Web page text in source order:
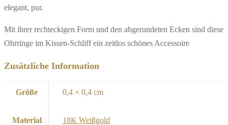
elegant, pur.
Mit ihrer rechteckigen Form und den abgerundeten Ecken sind diese
Ohrringe im Kissen-Schliff ein zeitlos schönes Accessoire
Zusätzliche Information
Größe 0,4 × 0,4 cm
Material 18K Weißgold